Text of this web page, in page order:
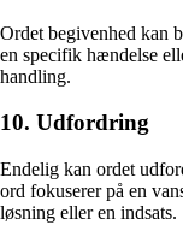
Ordet begivenhed kan
en specifik hændelse
handling.
10. Udfordring
Endelig kan ordet
ord fokuserer på en
løsning eller en indsats.